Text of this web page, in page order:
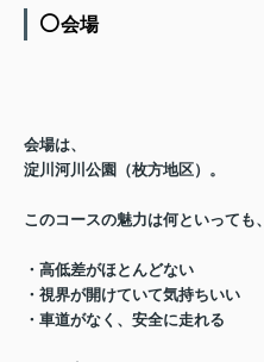
⚪️会場
会場は、
淀川河川公園（枚方地区） 。
このコースの魅力は何といっても、
・高低差がほとんどない
・視界が開けていて気持ちいい
・車道がなく、安全に走れる